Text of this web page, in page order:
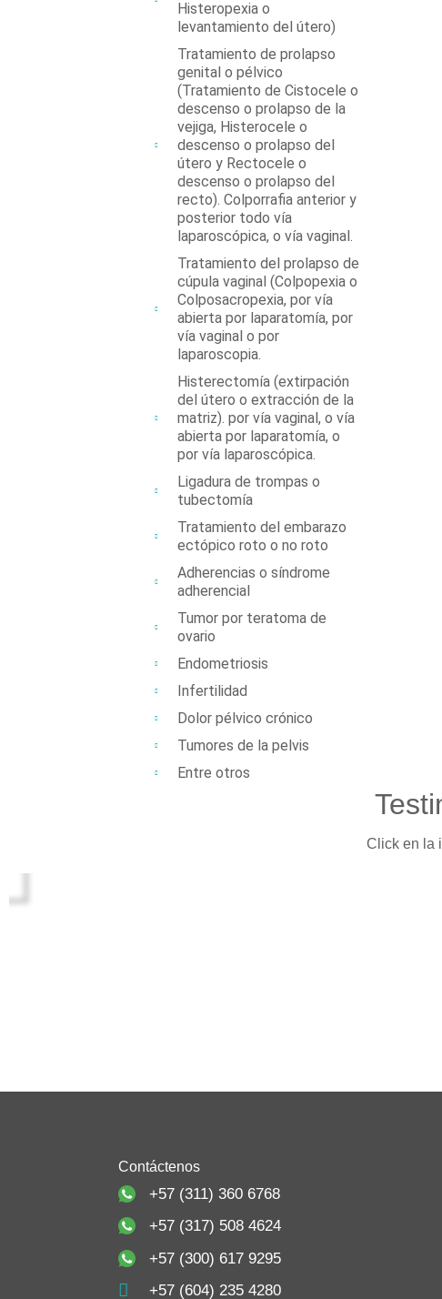
Histeropexia o
levantamiento del útero)
Tratamiento de prolapso
genital o pélvico
(Tratamiento de Cistocele o
descenso o prolapso de la
vejiga, Histerocele o
descenso o prolapso del
útero y Rectocele o
descenso o prolapso del
recto). Colporrafia anterior y
posterior todo vía
laparoscópica, o vía vaginal.
Tratamiento del prolapso de
cúpula vaginal (Colpopexia o
Colposacropexia, por vía
abierta por laparatomía, por
vía vaginal o por
laparoscopia.
Histerectomía (extirpación
del útero o extracción de la
matriz). por vía vaginal, o vía
abierta por laparatomía, o
por vía laparoscópica.
Ligadura de trompas o
tubectomía
Tratamiento del embarazo
ectópico roto o no roto
Adherencias o síndrome
adherencial
Tumor por teratoma de
ovario
Endometriosis
Infertilidad
Dolor pélvico crónico
Tumores de la pelvis
Entre otros
Click en la
Contáctenos
+57 (311) 360 6768
+57 (317) 508 4624
+57 (300) 617 9295
+57 (604) 235 4280